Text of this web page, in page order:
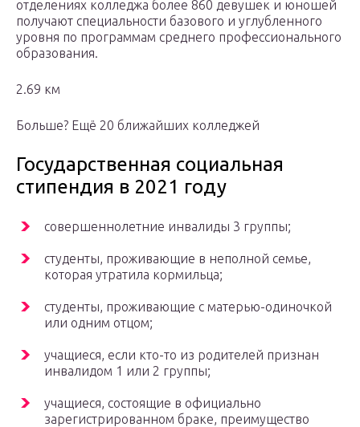
отделениях колледжа более 860 девушек и юношей
получают специальности базового и углубленного
уровня по программам среднего профессионального
образования.
2.69 км
Больше? Ещё 20 ближайших колледжей
Государственная социальная
стипендия в 2021 году
совершеннолетние инвалиды 3 группы;
студенты, проживающие в неполной семье,
которая утратила кормильца;
студенты, проживающие с матерью-одиночкой
или одним отцом;
учащиеся, если кто-то из родителей признан
инвалидом 1 или 2 группы;
учащиеся, состоящие в официально
зарегистрированном браке, преимущество